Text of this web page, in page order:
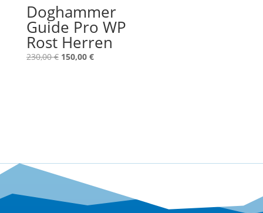
Doghammer
Guide Pro WP
Rost Herren
230,00€ Ursprünglicher
150,00 €Aktueller